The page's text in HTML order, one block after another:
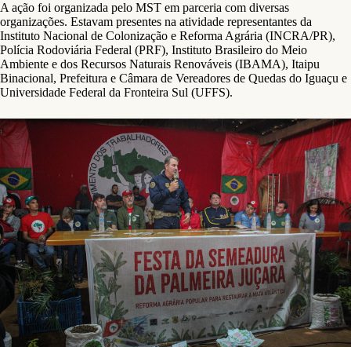
A ação foi organizada pelo MST em parceria com diversas
organizações. Estavam presentes na atividade representantes da
Instituto Nacional de Colonização e Reforma Agrária (INCRA/PR),
Polícia Rodoviária Federal (PRF), Instituto Brasileiro do Meio
Ambiente e dos Recursos Naturais Renováveis (IBAMA), Itaipu
Binacional, Prefeitura e Câmara de Vereadores de Quedas do Iguaçu e
Universidade Federal da Fronteira Sul (UFFS).